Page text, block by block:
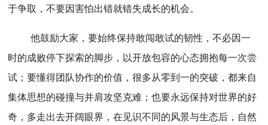
于争取，不要因害怕出错就错失成长的机会。
他鼓励大家，要始终保持敢闯敢试的韧性，不必因一
时的成败停下探索的脚步，以开放包容的心态拥抱每一次尝
试；要懂得团队协作的价值，很多从零到一的突破，都来自
集体思想的碰撞与并肩攻坚克难；也要永远保持对世界的好
奇，多走出去开阔眼界，在见识不同的风景与生态后，自然